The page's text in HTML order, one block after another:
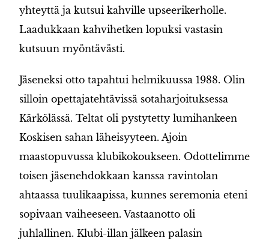
yhteyttä ja kutsui kahville upseerikerholle.
Laadukkaan kahvihetken lopuksi vastasin
kutsuun myöntävästi.
Jäseneksi otto tapahtui helmikuussa 1988. Olin
silloin opettajatehtävissä sotaharjoituksessa
Kärkölässä. Teltat oli pystytetty lumihankeen
Koskisen sahan läheisyyteen. Ajoin
maastopuvussa klubikokoukseen. Odottelimme
toisen jäsenehdokkaan kanssa ravintolan
ahtaassa tuulikaapissa, kunnes seremonia eteni
sopivaan vaiheeseen. Vastaanotto oli
juhlallinen. Klubi-illan jälkeen palasin